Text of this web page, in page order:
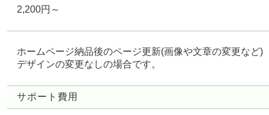
2,200円～
ホームページ納品後のページ更新(画像や文章の変更など)
デザインの変更なしの場合です。
サポート費用